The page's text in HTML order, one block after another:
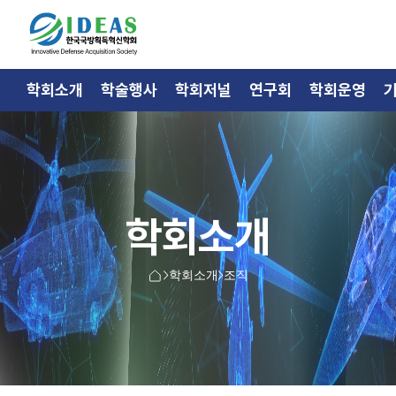
학회소개
학회소개 조직
학회소개 학술행사 학회저널 연구회 학회운영